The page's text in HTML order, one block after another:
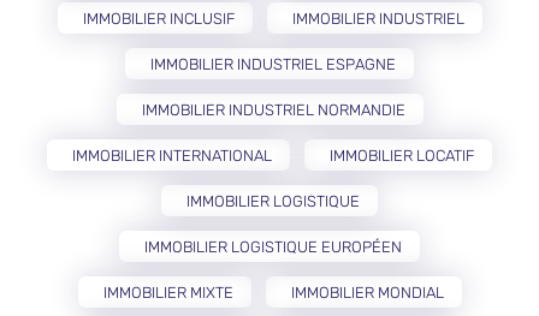
IMMOBILIER INCLUSIF IMMOBILIER INDUSTRIEL
IMMOBILIER INDUSTRIEL ESPAGNE
IMMOBILIER INDUSTRIEL NORMANDIE
IMMOBILIER INTERNATIONAL IMMOBILIER LOCATIF
IMMOBILIER LOGISTIQUE
IMMOBILIER LOGISTIQUE EUROPÉEN
IMMOBILIER MIXTE IMMOBILIER MONDIAL